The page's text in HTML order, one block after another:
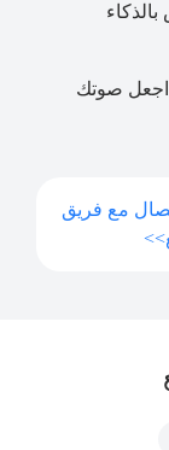
بالذكاء
اجعل صوتك
مع فريق